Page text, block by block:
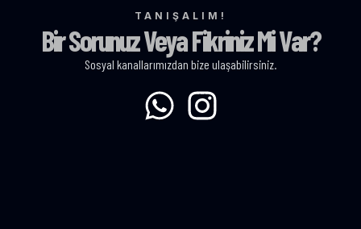
TANIŞALIM!
Bir Sorunuz Veya Fikriniz Mi Var?
Sosyal kanallarımızdan bize ulaşabilirsiniz.